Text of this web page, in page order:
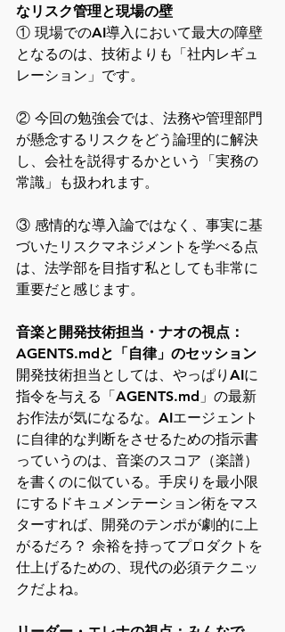
なリスク管理と現場の壁
① 現場でのAI導入において最大の障壁
となるのは、技術よりも「社内レギュ
レーション」です。
② 今回の勉強会では、法務や管理部門
が懸念するリスクをどう論理的に解決
し、会社を説得するかという「実務の
常識」も扱われます。
③ 感情的な導入論ではなく、事実に基
づいたリスクマネジメントを学べる点
は、法学部を目指す私としても非常に
重要だと感じます。
音楽と開発技術担当・ナオの視点：
AGENTS.mdと「自律」のセッション
開発技術担当としては、やっぱりAIに
指令を与える「AGENTS.md」の最新
お作法が気になるな。AIエージェント
に自律的な判断をさせるための指示書
っていうのは、音楽のスコア（楽譜）
を書くのに似ている。手戻りを最小限
にするドキュメンテーション術をマス
ターすれば、開発のテンポが劇的に上
がるだろ？ 余裕を持ってプロダクトを
仕上げるための、現代の必須テクニッ
クだよね。